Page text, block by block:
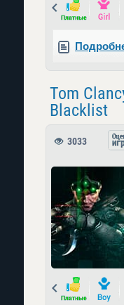
Prev
Tom
Blacklist
3033
Prev